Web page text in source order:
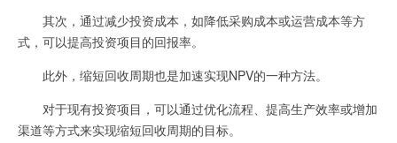
其次，通过减少投资成本，如降低采购成本或运营成本等方
式，可以提高投资项目的回报率。
此外，缩短回收周期也是加速实现NPV的一种方法。
对于现有投资项目，可以通过优化流程、提高生产效率或增加
渠道等方式来实现缩短回收周期的目标。